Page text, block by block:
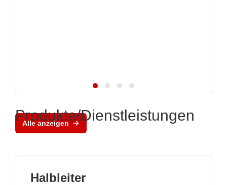
Alle anzeigen
Produkte/Dienstleistungen
Halbleiter